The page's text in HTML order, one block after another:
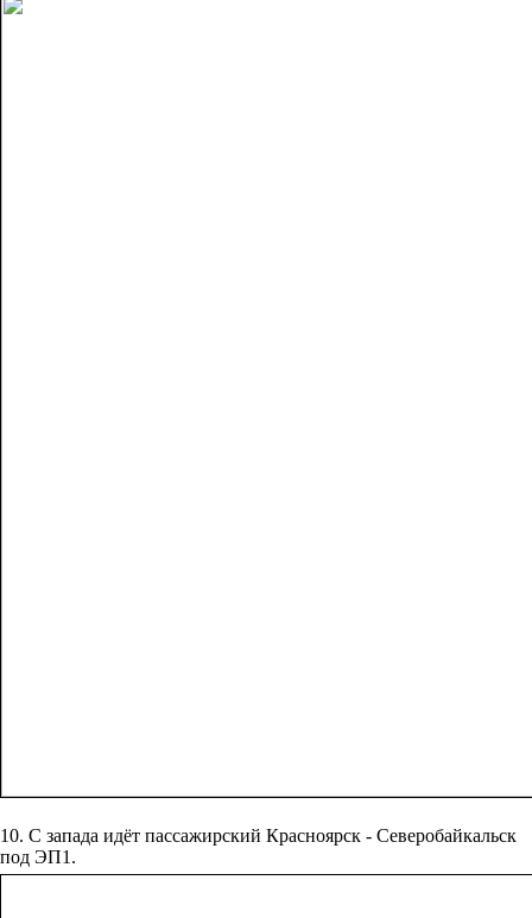
10. С запада идёт пассажирский Красноярск - Северобайкальск
под ЭП1.